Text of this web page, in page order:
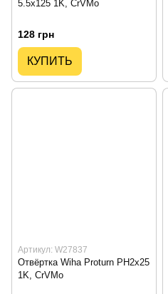
5.5x125 1K, CrVMo
128 грн
КУПИТЬ
Артикул: W27837
Отвёртка Wiha Proturn PH2x25
1K, CrVMo